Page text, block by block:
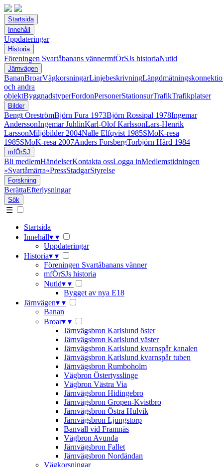
Startsida
Innehåll
Uppdateringar
Historia
Föreningen Svartåbanans vännermfÖrSJs historiaNutid
Järnvägen
BananBroarVägkorsningarLinjebeskrivning
och andra
objektByggnadstyperFordonPersonerStationsurTrafikTrafikplatser
Bilder
Bengt OreströmBjörn Fura 1973Björn Rossipal 1978Ingemar
AnderssonIngemar JuhlinKarl-Olof KarlssonLars-Henrik
LarssonMiljöbilder 2004Nalle Elfqvist 1985SMoK-resa
1985SMoK-resa 2007Anders ForsbergTorbjörn Hård 1984
mfÖrSJ
Bli medlemHändelserKontakta ossLogga inMedlemstidningen
»Svartåmärra«PressStadgarStyrelse
Forskning
BerättaEfterlysningar
Sök
☰
Startsida
Innehåll▾ ▾
Uppdateringar
Historia▾ ▾
Föreningen Svartåbanans vänner
mfÖrSJs historia
Nutid▾ ▾
Bygget av nya E18
Järnvägen▾ ▾
Banan
Broar▾ ▾
Järnvägsbron Karlslund öster
Järnvägsbron Karlslund väster
Järnvägsbron Karlslund kvarnspår kanalen
Järnvägsbron Karlslund kvarnspår tuben
Järnvägsbron Rumboholm
Vägbron Östertysslinge
Vägbron Västra Via
Järnvägsbron Hidingebro
Järnvägsbron Gropen-Kvistbro
Järnvägsbron Östra Hulvik
Järnvägsbron Ljungstorp
Banvall vid Framnäs
Vägbron Avunda
Järnvägsbron Fallet
Järnvägsbron Nordändan
Vägkorsningar